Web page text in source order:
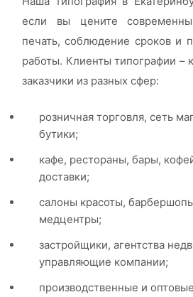
если вы цените
печать, соблюдение сроков и
работы. Клиенты типографии –
заказчики из разных сфер:
розничная торговля, сеть
бутики;
кафе, рестораны, бары,
доставки;
салоны красоты,
медцентры;
застройщики, агентства
управляющие компании;
производственные и